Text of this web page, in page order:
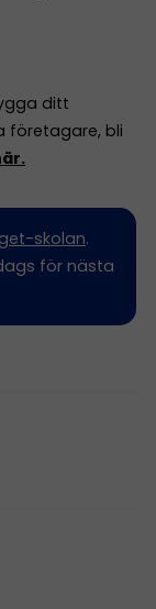
ditt
företagare, bli
skolan.
för nästa